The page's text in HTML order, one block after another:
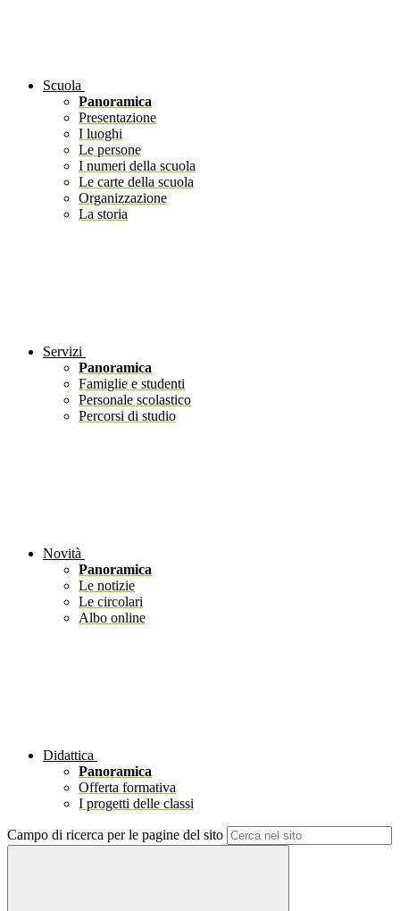
Scuola
Panoramica
Presentazione
I luoghi
Le persone
I numeri della scuola
Le carte della scuola
Organizzazione
La storia
Servizi
Panoramica
Famiglie e studenti
Personale scolastico
Percorsi di studio
Novità
Panoramica
Le notizie
Le circolari
Albo online
Didattica
Panoramica
Offerta formativa
I progetti delle classi
Campo di ricerca per le pagine del sito